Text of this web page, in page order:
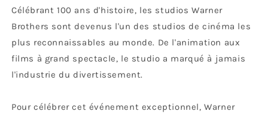
Célébrant 100 ans d'histoire, les studios Warner
Brothers sont devenus l'un des studios de cinéma les
plus reconnaissables au monde. De l'animation aux
films à grand spectacle, le studio a marqué à jamais
l'industrie du divertissement.
Pour célébrer cet événement exceptionnel, Warner